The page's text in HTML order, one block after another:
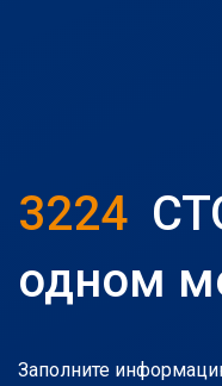
3224
одном
Заполните